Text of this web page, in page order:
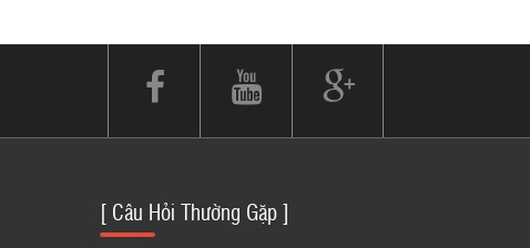
[ Câu Hỏi Thường Gặp ]